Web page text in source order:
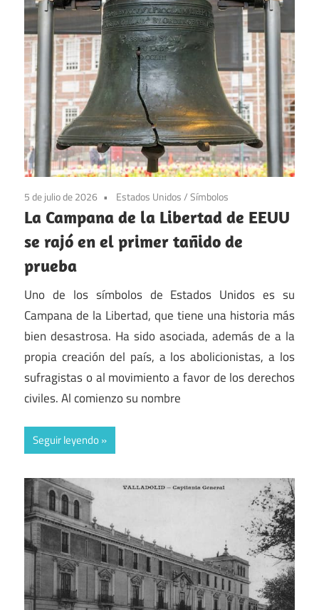
5 de julio de 2026 Estados Unidos/Símbolos
La Campana de la Libertad de EEUU
se rajó en el primer tañido de
prueba
Uno de los símbolos de Estados Unidos es su
Campana de la Libertad, que tiene una historia más
bien desastrosa. Ha sido asociada, además de a la
propia creación del país, a los abolicionistas, a los
sufragistas o al movimiento a favor de los derechos
civiles. Al comienzo su nombre
Seguir leyendo